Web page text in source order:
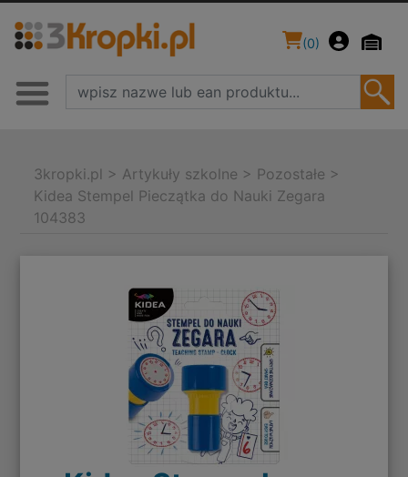
(0)
3kropki.pl > Artykuły szkolne > Pozostałe >
Kidea Stempel Pieczątka do Nauki Zegara
104383